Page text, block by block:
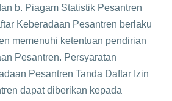
b. Piagam Statistik Pesantren
Keberadaan Pesantren berlaku
memenuhi ketentuan pendirian
Pesantren. Persyaratan
Pesantren Tanda Daftar Izin
dapat diberikan kepada